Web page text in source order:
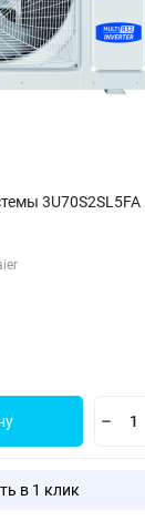
3U70S2SL5FA
в 1 клик